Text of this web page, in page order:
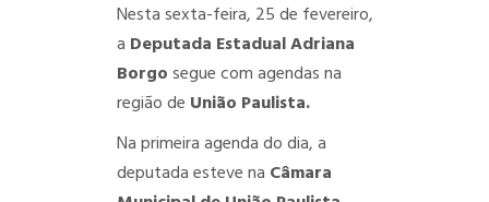
Nesta sexta-feira, 25 de fevereiro,
a Deputada Estadual Adriana
Borgosegue com agendas na
região de União Paulista.
Na primeira agenda do dia, a
deputada esteve na Câmara